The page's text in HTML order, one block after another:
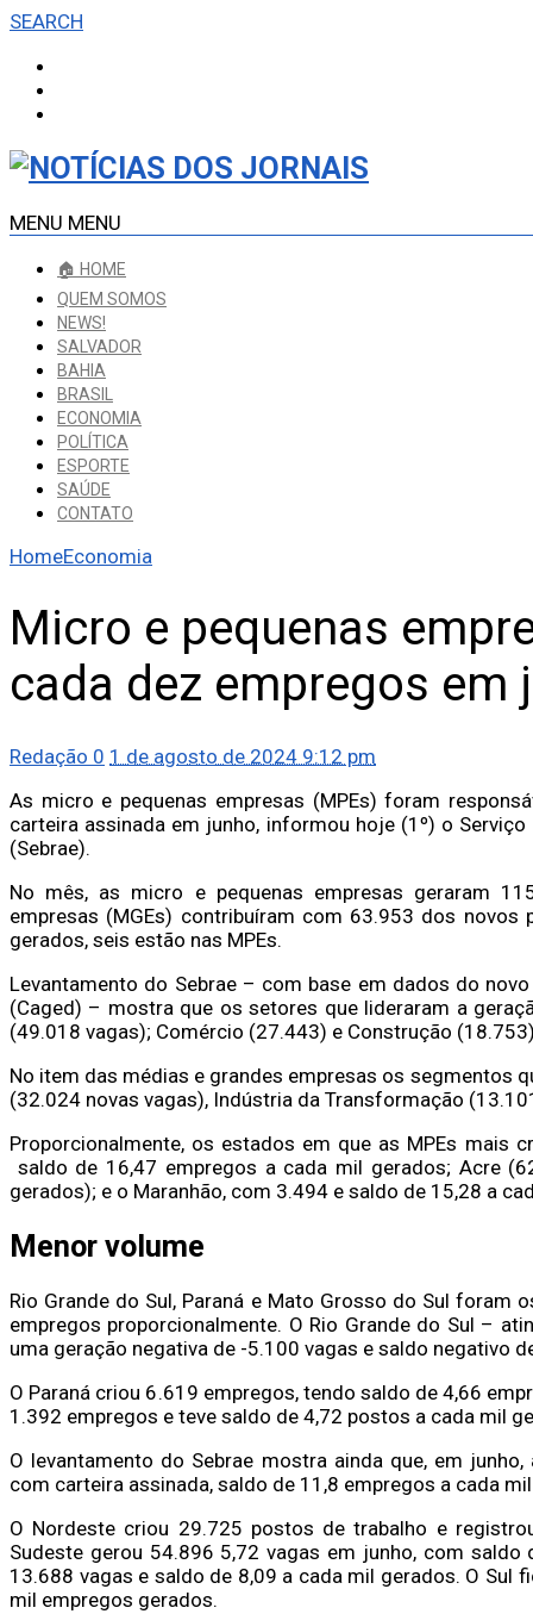
SEARCH
MENU MENU
🏠 HOME
QUEM SOMOS
NEWS!
SALVADOR
BAHIA
BRASIL
ECONOMIA
POLÍTICA
ESPORTE
SAÚDE
CONTATO
HomeEconomia
Micro e pequenas
cada dez empregos em
Redação 0 1 de agosto de 2024 9:12 pm
As micro e pequenas empresas (MPEs) foram
carteira assinada em junho, informou hoje (1º) o
(Sebrae).
No mês, as micro e pequenas empresas geraram
empresas (MGEs) contribuíram com 63.953 dos
gerados, seis estão nas MPEs.
Levantamento do Sebrae – com base em dados do
(Caged) – mostra que os setores que lideraram a
(49.018 vagas); Comércio (27.443) e Construção
No item das médias e grandes empresas os segmentos
(32.024 novas vagas), Indústria da Transformação
Proporcionalmente, os estados em que as MPEs mais
saldo de 16,47 empregos a cada mil gerados; Acre
gerados); e o Maranhão, com 3.494 e saldo de 15,28 a
Menor volume
Rio Grande do Sul, Paraná e Mato Grosso do Sul foram
empregos proporcionalmente. O Rio Grande do Sul –
uma geração negativa de -5.100 vagas e saldo negativo
O Paraná criou 6.619 empregos, tendo saldo de 4,66
1.392 empregos e teve saldo de 4,72 postos a cada mil
O levantamento do Sebrae mostra ainda que, em
com carteira assinada, saldo de 11,8 empregos a cada
O Nordeste criou 29.725 postos de trabalho e
Sudeste gerou 54.896 5,72 vagas em junho, com
13.688 vagas e saldo de 8,09 a cada mil gerados. O Sul
mil empregos gerados.